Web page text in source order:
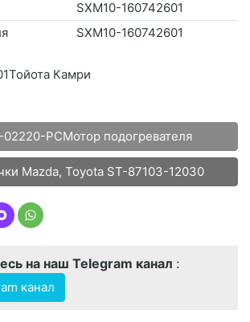
SXM10-160742601
SXM10-160742601
Камри
02220-PCМотор подогревателя
Mazda, Toyota ST-87103-12030
на наш Telegram канал :
канал